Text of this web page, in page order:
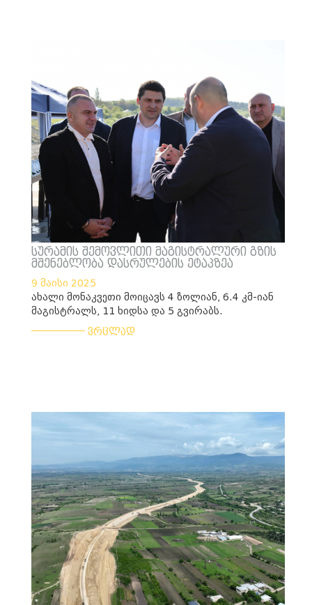
სურამის შემოვლითი მაგისტრალური გზის
მშენებლობა დასრულების ეტაპზეა
9 მაისი 2025
ახალი მონაკვეთი მოიცავს 4 ზოლიან, 6.4 კმ-იან
მაგისტრალს, 11 ხიდსა და 5 გვირაბს.
ვრცლად